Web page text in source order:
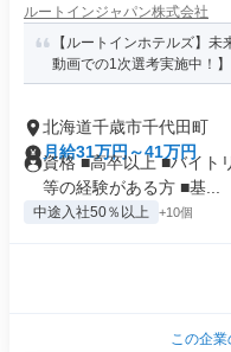
ルートインジャパン株式会社
【ルートインホテルズ】
動画での1次選考実施中！】
北海道千歳市千代田町
月給31万円～41万円
資格 ■高卒以上 ■バイト
等の経験がある方 ■基...
中途入社50％以上 +10個
この企